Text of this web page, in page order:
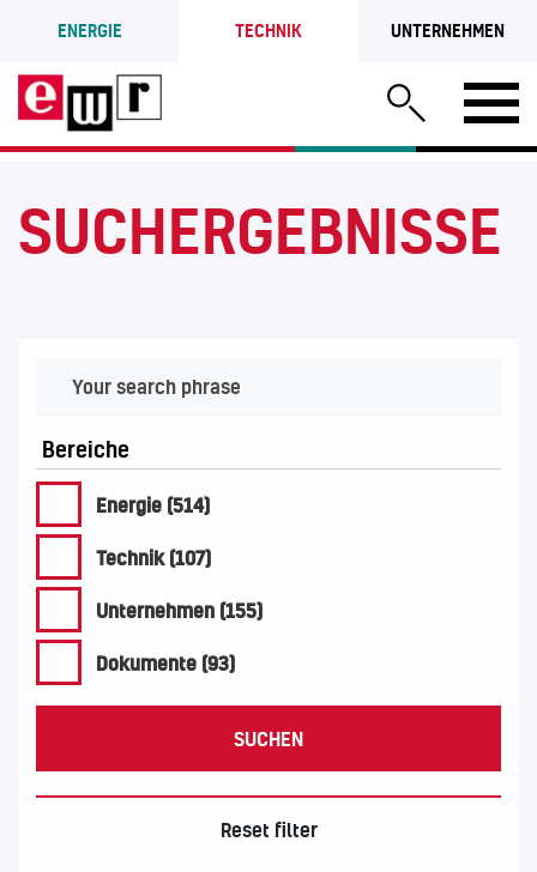
ENERGIE TECHNIK UNTERNEHMEN
SUCHERGEBNISSE
Bereiche
Energie (514)
Technik (107)
Unternehmen (155)
Dokumente (93)
SUCHEN
Reset filter